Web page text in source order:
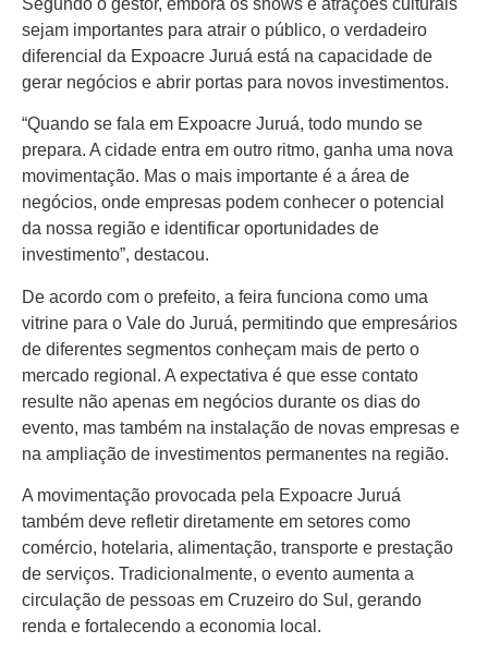
Gastronomia
Sobre o Portal Acre
Expediente
Política de
Fale com Portal Acre
sejam importantes para atrair o público, o verdadeiro
diferencial da Expoacre Juruá está na capacidade de
gerar negócios e abrir portas para novos investimentos.
“Quando se fala em Expoacre Juruá, todo mundo se
prepara. A cidade entra em outro ritmo, ganha uma nova
movimentação. Mas o mais importante é a área de
negócios, onde empresas podem conhecer o potencial
da nossa região e identificar oportunidades de
investimento”, destacou.
De acordo com o prefeito, a feira funciona como uma
vitrine para o Vale do Juruá, permitindo que empresários
de diferentes segmentos conheçam mais de perto o
mercado regional. A expectativa é que esse contato
resulte não apenas em negócios durante os dias do
evento, mas também na instalação de novas empresas e
na ampliação de investimentos permanentes na região.
A movimentação provocada pela Expoacre Juruá
também deve refletir diretamente em setores como
comércio, hotelaria, alimentação, transporte e prestação
de serviços. Tradicionalmente, o evento aumenta a
circulação de pessoas em Cruzeiro do Sul, gerando
renda e fortalecendo a economia local.